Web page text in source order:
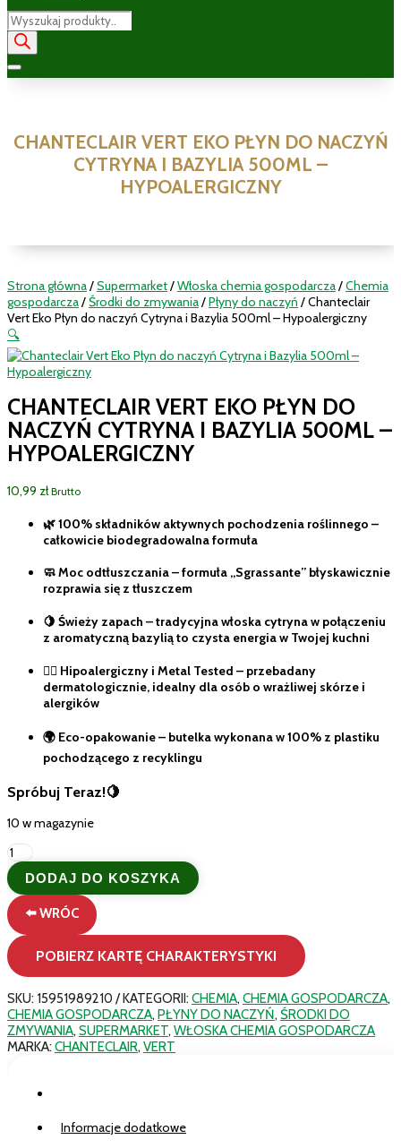
Wyszukiwarka
produktów
CHANTECLAIR VERT EKO PŁYN DO NACZYŃ
CYTRYNA I BAZYLIA 500ML –
HYPOALERGICZNY
Strona główna/Supermarket/Włoska chemia gospodarcza/Chemia
gospodarcza/Środki do zmywania/Płyny do naczyń / Chanteclair
Vert Eko Płyn do naczyń Cytryna i Bazylia 500ml – Hypoalergiczny
🔍
CHANTECLAIR VERT EKO PŁYN DO
NACZYŃ CYTRYNA I BAZYLIA 500ML –
HYPOALERGICZNY
10,99 zł Brutto
🌿 100% składników aktywnych pochodzenia roślinnego –
całkowicie biodegradowalna formuła
🧼 Moc odtłuszczania – formuła „Sgrassante” błyskawicznie
rozprawia się z tłuszczem
🍋 Świeży zapach – tradycyjna włoska cytryna w połączeniu
z aromatyczną bazylią to czysta energia w Twojej kuchni
👩‍⚕️ Hipoalergiczny i Metal Tested – przebadany
dermatologicznie, idealny dla osób o wrażliwej skórze i
alergików
🌍 Eco-opakowanie – butelka wykonana w 100% z plastiku
pochodzącego z recyklingu
Spróbuj Teraz!🍋
10 w magazynie
ilość
Chanteclair
Vert
Eko
Płyn
do
naczyń
Cytryna
Bazylia
500ml
–
Hypoalergiczny
DODAJ DO KOSZYKA
⬅️ WRÓC
POBIERZ KARTĘ CHARAKTERYSTYKI
SKU: 15951989210 KATEGORII: CHEMIA, CHEMIA GOSPODARCZA,
CHEMIA GOSPODARCZA, PŁYNY DO NACZYŃ, ŚRODKI DO
ZMYWANIA, SUPERMARKET, WŁOSKA CHEMIA GOSPODARCZA
MARKA:CHANTECLAIR,VERT
Informacje dodatkowe